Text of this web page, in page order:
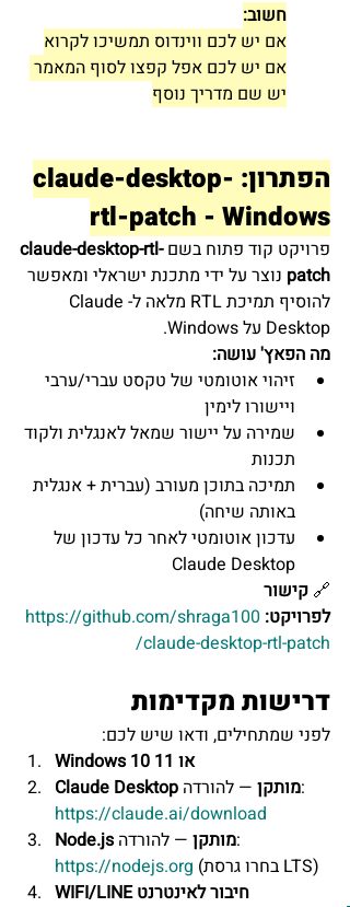
חשוב:
אם יש לכם ווינדוס תמשיכו לקרוא
אם יש לכם אפל קפצו לסוף המאמר
יש שם מדריך נוסף
הפתרון: claude-desktop-
rtl-patch - Windows
פרויקט קוד פתוח בשם claude-desktop-rtl-
patch נוצר על ידי מתכנת ישראלי ומאפשר
להוסיף תמיכת RTL מלאה ל-Claude
Desktop על Windows.
מה הפאץ' עושה:
זיהוי אוטומטי של טקסט עברי/ערבי
ויישורו לימין
שמירה על יישור שמאל לאנגלית ולקוד
תכנות
תמיכה בתוכן מעורב (עברית + אנגלית
באותה שיחה)
עדכון אוטומטי לאחר כל עדכון של
Claude Desktop
🔗 קישור
לפרויקט: https://github.com/shraga100
/claude-desktop-rtl-patch
דרישות מקדימות
לפני שמתחילים, ודאו שיש לכם:
Windows 10 או 11
Claude Desktop מותקן — להורדה:
https://claude.ai/download
Node.js מותקן — להורדה:
https://nodejs.org
(בחרו גרסת LTS)
WIFI/LINE חיבור לאינטרנט